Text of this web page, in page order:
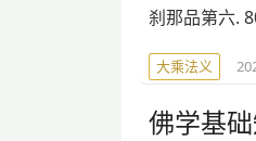
刹那品第六.
大乘法义
佛学基础